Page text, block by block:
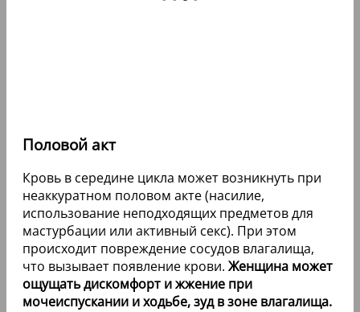
Половой акт
Кровь в середине цикла может возникнуть при
неаккуратном половом акте (насилие,
использование неподходящих предметов для
мастурбации или активный секс). При этом
происходит повреждение сосудов влагалища,
что вызывает появление крови. Женщина может
ощущать дискомфорт и жжение при
мочеиспускании и ходьбе, зуд в зоне влагалища.